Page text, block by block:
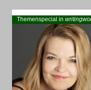
Themenspecial in